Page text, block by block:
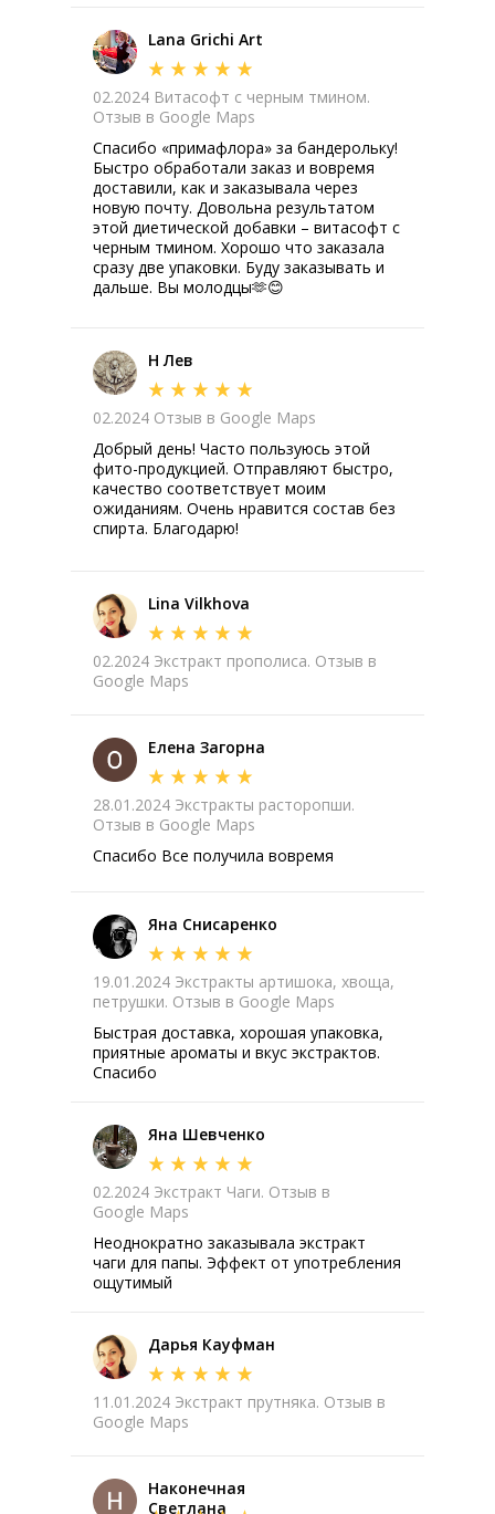
Lana Grichi Art
Спасибо «примафлора» за бандерольку!
Быстро обработали заказ и вовремя
доставили, как и заказывала через
новую почту. Довольна результатом
этой диетической добавки – витасофт с
черным тмином. Хорошо что заказала
сразу две упаковки. Буду заказывать и
дальше. Вы молодцы🫶😊
02.2024 Витасофт с черным тмином.
Отзыв в Google Maps
Н Лев
Добрый день! Часто пользуюсь этой
фито-продукцией. Отправляют быстро,
качество соответствует моим
ожиданиям. Очень нравится состав без
спирта. Благодарю!
02.2024 Отзыв в Google Maps
Lina Vilkhova
02.2024 Экстракт прополиса. Отзыв в
Google Maps
Елена Загорна
Спасибо Все получила вовремя
28.01.2024 Экстракты расторопши.
Отзыв в Google Maps
Яна Снисаренко
Быстрая доставка, хорошая упаковка,
приятные ароматы и вкус экстрактов.
Спасибо
19.01.2024 Экстракты артишока, хвоща,
петрушки. Отзыв в Google Maps
Яна Шевченко
Неоднократно заказывала экстракт
чаги для папы. Эффект от употребления
ощутимый
02.2024 Экстракт Чаги. Отзыв в
Google Maps
Дарья Кауфман
11.01.2024 Экстракт прутняка. Отзыв в
Google Maps
Наконечная
Светлана